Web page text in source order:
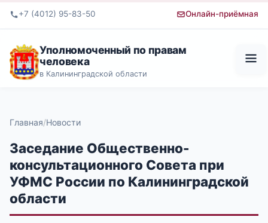
+7 (4012) 95-83-50 Онлайн-приёмная
Уполномоченный по правам
человека
в Калининградской области
Главная Новости
Заседание Общественно-
консультационного Совета при
УФМС России по Калининградской
области